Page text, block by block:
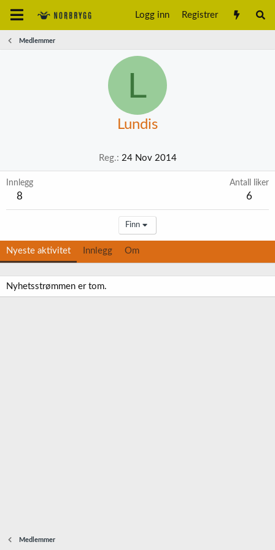
Logg inn Registrer
Medlemmer
L
Lundis
Reg. 24 Nov 2014
Innlegg
8
Antall liker
6
Finn
Nyeste aktivitet Innlegg Om
Nyhetsstrømmen er tom.
Medlemmer